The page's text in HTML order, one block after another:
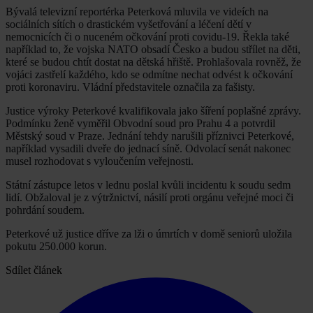
Bývalá televizní reportérka Peterková mluvila ve videích na
sociálních sítích o drastickém vyšetřování a léčení dětí v
nemocnicích či o nuceném očkování proti covidu-19. Řekla také
například to, že vojska NATO obsadí Česko a budou střílet na děti,
které se budou chtít dostat na dětská hřiště. Prohlašovala rovněž, že
vojáci zastřelí každého, kdo se odmítne nechat odvést k očkování
proti koronaviru. Vládní představitele označila za fašisty.
Justice výroky Peterkové kvalifikovala jako šíření poplašné zprávy.
Podmínku ženě vyměřil Obvodní soud pro Prahu 4 a potvrdil
Městský soud v Praze. Jednání tehdy narušili příznivci Peterkové,
například vysadili dveře do jednací síně. Odvolací senát nakonec
musel rozhodovat s vyloučením veřejnosti.
Státní zástupce letos v lednu poslal kvůli incidentu k soudu sedm
lidí. Obžaloval je z výtržnictví, násilí proti orgánu veřejné moci či
pohrdání soudem.
Peterkové už justice dříve za lži o úmrtích v domě seniorů uložila
pokutu 250.000 korun.
Sdílet článek